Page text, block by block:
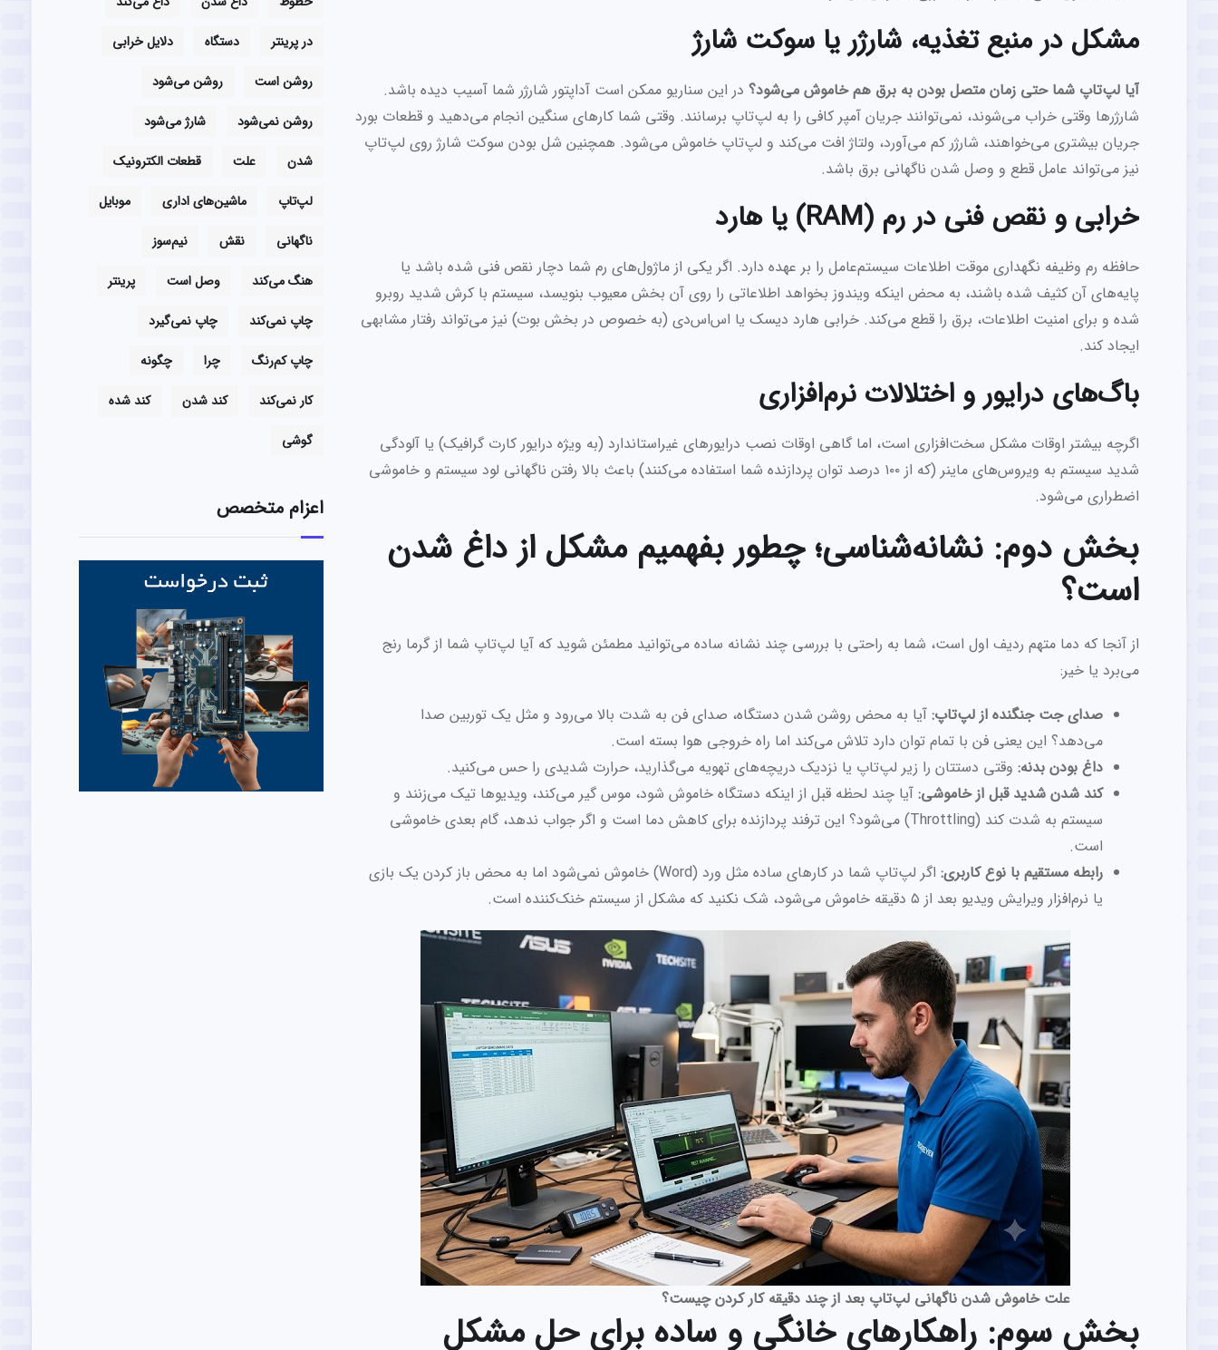
مشکل در منبع تغذیه، شارژر یا سوکت شارژ
آیا لپ‌تاپ شما حتی زمان متصل بودن به برق هم خاموش می‌شود؟در این سناریو ممکن است آداپتور شارژر شما آسیب دیده باشد.
شارژرها وقتی خراب می‌شوند، نمی‌توانند جریان آمپر کافی را به لپ‌تاپ برسانند. وقتی شما کارهای سنگین انجام می‌دهید و قطعات بورد
جریان بیشتری می‌خواهند، شارژر کم می‌آورد، ولتاژ افت می‌کند و لپ‌تاپ خاموش می‌شود. همچنین شل بودن سوکت شارژ روی لپ‌تاپ
نیز می‌تواند عامل قطع و وصل شدن ناگهانی برق باشد.
خرابی و نقص فنی در رم (RAM) یا هارد
حافظه رم وظیفه نگهداری موقت اطلاعات سیستم‌عامل را بر عهده دارد. اگر یکی از ماژول‌های رم شما دچار نقص فنی شده باشد یا
پایه‌های آن کثیف شده باشند، به محض اینکه ویندوز بخواهد اطلاعاتی را روی آن بخش معیوب بنویسد، سیستم با کرش شدید روبرو
شده و برای امنیت اطلاعات، برق را قطع می‌کند. خرابی هارد دیسک یا اس‌اس‌دی (به خصوص در بخش بوت) نیز می‌تواند رفتار مشابهی
ایجاد کند.
باگ‌های درایور و اختلالات نرم‌افزاری
اگرچه بیشتر اوقات مشکل سخت‌افزاری است، اما گاهی اوقات نصب درایورهای غیراستاندارد (به ویژه درایور کارت گرافیک) یا آلودگی
شدید سیستم به ویروس‌های ماینر (که از ۱۰۰ درصد توان پردازنده شما استفاده می‌کنند) باعث بالا رفتن ناگهانی لود سیستم و خاموشی
اضطراری می‌شود.
بخش دوم: نشانه‌شناسی؛ چطور بفهمیم مشکل از داغ شدن
است؟
از آنجا که دما متهم ردیف اول است، شما به راحتی با بررسی چند نشانه ساده می‌توانید مطمئن شوید که آیا لپ‌تاپ شما از گرما رنج
می‌برد یا خیر:
صدای جت جنگنده از لپ‌تاپ:آیا به محض روشن شدن دستگاه، صدای فن به شدت بالا می‌رود و مثل یک توربین صدا
می‌دهد؟ این یعنی فن با تمام توان دارد تلاش می‌کند اما راه خروجی هوا بسته است.
داغ بودن بدنه:وقتی دستتان را زیر لپ‌تاپ یا نزدیک دریچه‌های تهویه می‌گذارید، حرارت شدیدی را حس می‌کنید.
کند شدن شدید قبل از خاموشی:آیا چند لحظه قبل از اینکه دستگاه خاموش شود، موس گیر می‌کند، ویدیوها تیک می‌زنند و
سیستم به شدت کند (Throttling) می‌شود؟ این ترفند پردازنده برای کاهش دما است و اگر جواب ندهد، گام بعدی خاموشی
است.
رابطه مستقیم با نوع کاربری:
اگر لپ‌تاپ شما در کارهای ساده مثل ورد (Word) خاموش نمی‌شود اما به محض باز کردن یک بازی
یا نرم‌افزار ویرایش ویدیو بعد از ۵ دقیقه خاموش می‌شود، شک نکنید که مشکل از سیستم خنک‌کننده است.
علت خاموش شدن ناگهانی لپ‌تاپ بعد از چند دقیقه کار کردن چیست؟
بخش سوم: راهکارهای خانگی و ساده برای حل مشکل
در پرینتر
دستگاه
دلایل خرابی
روشن است
روشن می‌شود
روشن نمی‌شود
شارژ می‌شود
شدن
علت
قطعات الکترونیک
لپ‌تاپ
ماشین‌های اداری
موبایل
ناگهانی
نقش
نیم‌سوز
هنگ می‌کند
وصل است
پرینتر
چاپ نمی‌کند
چاپ نمی‌گیرد
چاپ کم‌رنگ
چرا
چگونه
کار نمی‌کند
کند شدن
کند شده
گوشی
اعزام متخصص